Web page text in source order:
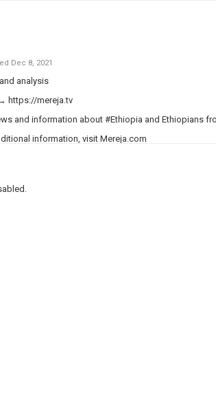
Dec 8, 2021
analysis
https://mereja.tv
and information about #Ethiopia and Ethiopians
information, visit Mereja.com
news, Ethiopian music, sports, arts, and